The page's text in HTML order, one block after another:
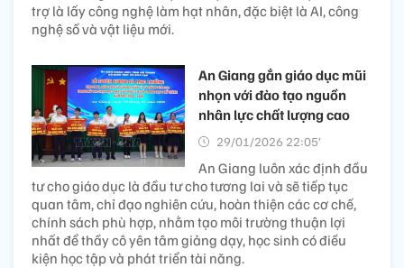
trợ là lấy công nghệ làm hạt nhân, đặc biệt là AI, công
nghệ số và vật liệu mới.
An Giang gắn giáo dục mũi
nhọn với đào tạo nguồn
nhân lực chất lượng cao
29/01/2026 22:05’
An Giang luôn xác định đầu
tư cho giáo dục là đầu tư cho tương lai và sẽ tiếp tục
quan tâm, chỉ đạo nghiên cứu, hoàn thiện các cơ chế,
chính sách phù hợp, nhằm tạo môi trường thuận lợi
nhất để thầy cô yên tâm giảng dạy, học sinh có điều
kiện học tập và phát triển tài năng.